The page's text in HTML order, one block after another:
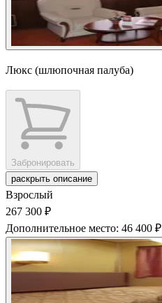
Люкс (шлюпочная палуба)
Забронировать
раскрыть описание
Взрослый
267 300 ₽
Дополнительное место: 46 400 ₽